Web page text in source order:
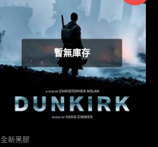
暫無庫存
全新黑膠